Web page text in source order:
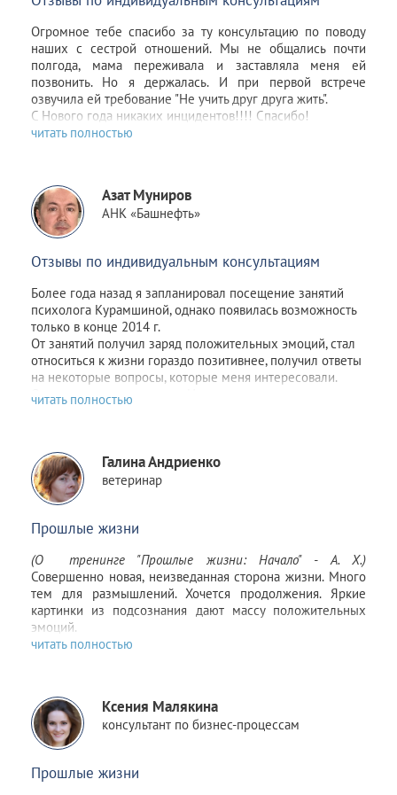
делать, чтобы было хорошо))) Сегодня меня совсем
отпустило. И сегодня я, Фома неверующий, благодарю
бога за то, что у меня есть и жизнь прекрасна ) и почти
решилась на активные действия )
Огромное тебе спасибо за ту консультацию по поводу
наших с сестрой отношений. Мы не общались почти
полгода, мама переживала и заставляла меня ей
позвонить. Но я держалась. И при первой встрече
озвучила ей требование "Не учить друг друга жить".
С Нового года никаких инцидентов!!!! Спасибо!
Азат Муниров
АНК «Башнефть»
Отзывы по индивидуальным консультациям
Более года назад я запланировал посещение занятий
психолога Курамшиной, однако появилась возможность
только в конце 2014 г.
От занятий получил заряд положительных эмоций, стал
относиться к жизни гораздо позитивнее, получил ответы
на некоторые вопросы, которые меня интересовали.
Очень доволен занятиями. Нуждающимся настоятельно
Галина Андриенко
ветеринар
Прошлые жизни
(О тренинге "Прошлые жизни: Начало"- А. Х.)
Совершенно новая, неизведанная сторона жизни. Много
тем для размышлений. Хочется продолжения. Яркие
картинки из подсознания дают массу положительных
эмоций.
Ксения Малякина
консультант по бизнес-процессам
Прошлые жизни